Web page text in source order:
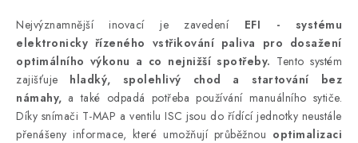
Nejvýznamnější inovací je zavedení EFI -
systému
elektronicky řízeného vstřikování paliva pro dosažení
optimálního výkonu a co nejnižší spotřeby. Tento systém
zajišťuje
hladký, spolehlivý chod a startování bez
námahy, a také odpadá potřeba používání manuálního sytiče.
Díky snímači T-MAP a ventilu ISC jsou do řídící jednotky neustále
přenášeny informace, které umožňují průběžnou optimalizaci